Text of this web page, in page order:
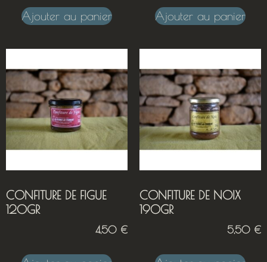
Ajouter au panier Ajouter au panier
CONFITURE DE FIGUE
120GR
4,50 €
CONFITURE DE NOIX
190GR
5,50 €